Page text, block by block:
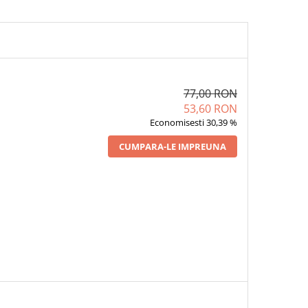
77,00 RON
53,60 RON
Economisesti 30,39 %
CUMPARA-LE IMPREUNA